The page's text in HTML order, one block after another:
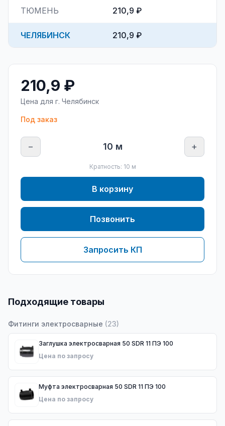
ТЮМЕНЬ 210,9 ₽
ЧЕЛЯБИНСК 210,9 ₽
210,9 ₽
Цена для г. Челябинск
Под заказ
− 10 м +
Кратность: 10 м
В корзину
Позвонить
Запросить КП
Подходящие товары
Фитинги электросварные (23)
Заглушка электросварная 50 SDR 11 ПЭ 100
Цена по запросу
Муфта электросварная 50 SDR 11 ПЭ 100
Цена по запросу